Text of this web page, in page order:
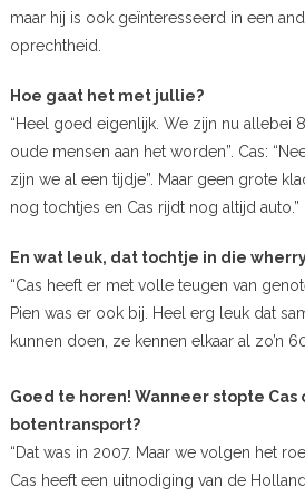
maar hij is ook geïnteresseerd in een
oprechtheid.
Hoe gaat het met jullie?
“Heel goed eigenlijk. We zijn nu allebei
oude mensen aan het worden”. Cas:
zijn we al een tijdje”. Maar geen grote
nog tochtjes en Cas rijdt nog altijd auto.”
En wat leuk, dat tochtje in die
“Cas heeft er met volle teugen van
Pien was er ook bij. Heel erg leuk dat
kunnen doen, ze kennen elkaar al zo’n 60
Goed te horen! Wanneer stopte
botentransport?
“Dat was in 2007. Maar we volgen het
Cas heeft een uitnodiging van de